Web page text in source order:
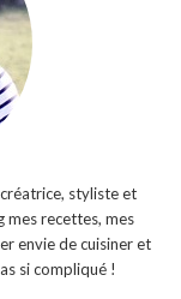
créatrice, styliste et
mes recettes, mes
envie de cuisiner et
si compliqué !